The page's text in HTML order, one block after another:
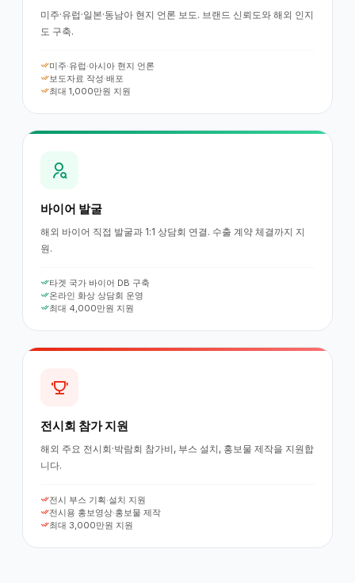
미주·유럽·일본·동남아 현지 언론 보도. 브랜드 신뢰도와 해외 인지
도 구축.
미주·유럽·아시아 현지 언론
보도자료 작성·배포
최대 1,000만원 지원
바이어 발굴
해외 바이어 직접 발굴과 1:1 상담회 연결. 수출 계약 체결까지 지
원.
타겟 국가 바이어 DB 구축
온라인 화상 상담회 운영
최대 4,000만원 지원
전시회 참가 지원
해외 주요 전시회·박람회 참가비, 부스 설치, 홍보물 제작을 지원합
니다.
전시 부스 기획·설치 지원
전시용 홍보영상·홍보물 제작
최대 3,000만원 지원